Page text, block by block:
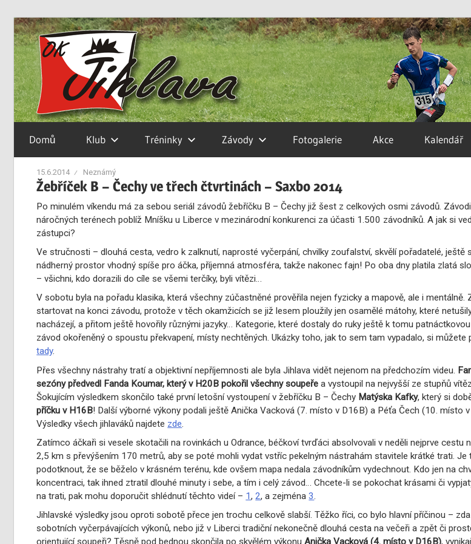
Skip
to
contentOK
Jihlava
Orientační
klub
Jihlava
Domů Klub Tréninky Závody Fotogalerie Akce Kalendář
15.6.2014 Neznámý
Žebříček B – Čechy ve třech čtvrtinách – Saxbo 2014
Po minulém víkendu má za sebou seriál závodů žebříčku B – Čechy již šest z celkových osmi závodů.
náročných terénech poblíž Mníšku u Liberce v mezinárodní konkurenci za účasti 1.500 závodníků. A jak si
zástupci?
Ve stručnosti – dlouhá cesta, vedro k zalknutí, naprosté vyčerpání, chvilky zoufalství, skvělí pořadatelé, ještě
nádherný prostor vhodný spíše pro áčka, příjemná atmosféra, takže nakonec fajn! Po oba dny platila zlatá
– všichni, kdo dorazili do cíle se všemi terčíky, byli vítězi…
V sobotu byla na pořadu klasika, která všechny zúčastněné prověřila nejen fyzicky a mapově, ale i mentálně.
startovat na konci závodu, protože v těch okamžicích se již lesem ploužily jen osamělé mátohy, které
nacházejí, a přitom ještě hovořily různými jazyky… Kategorie, které dostaly do ruky ještě k tomu
závod okořeněný o spoustu překvapení, místy nechtěných. Ukázky toho, jak to sem tam vypadalo, si můžete
tady.
Přes všechny nástrahy tratí a objektivní nepříjemnosti ale byla Jihlava vidět nejenom na předchozím videu.
sezóny předvedl Fanda Koumar, který v H20B pokořil všechny soupeře a vystoupil na nejvyšší ze stupňů
Šokujícím výsledkem skončilo také první letošní vystoupení v žebříčku B – Čechy Matýska Kafky, který si
příčku v H16B! Další výborné výkony podali ještě Anička Vacková (7. místo v D16B) a Péťa Čech (10. místo v
Výsledky všech jihlaváků najdete zde
Zatímco áčkaři si vesele skotačili na rovinkách u Odrance, béčkoví tvrďáci absolvovali v neděli nejprve cestu
2,5 km s převýšením 170 metrů, aby se poté mohli vydat vstříc pekelným nástrahám stavitele krátké trati. Je
podotknout, že se běželo v krásném terénu, kde ovšem mapa nedala závodníkům vydechnout. Kdo jen na
koncentraci, tak ihned ztratil dlouhé minuty i sebe, a tím i celý závod… Chcete-li se pokochat krásami či
na trati, pak mohu doporučit shlédnutí těchto videí – 1,2, a zejména3.
Jihlavské výsledky jsou oproti sobotě přece jen trochu celkově slabší. Těžko říci, co bylo hlavní příčinou –
sobotních vyčerpávajících výkonů, nebo již v Liberci tradiční nekonečně dlouhá cesta na večeři a zpět či
orientující soupeři? Těsně pod bednou skončila po skvělém výkonuAnička Vacková (4. místo v D16B),